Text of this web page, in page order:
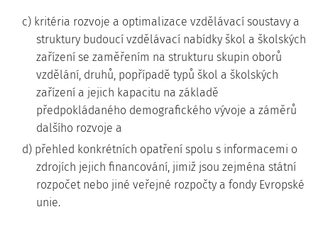
c) kritéria rozvoje a optimalizace vzdělávací soustavy a
struktury budoucí vzdělávací nabídky škol a školských
zařízení se zaměřením na strukturu skupin oborů
vzdělání, druhů, popřípadě typů škol a školských
zařízení a jejich kapacitu na základě
předpokládaného demografického vývoje a záměrů
dalšího rozvoje a
d) přehled konkrétních opatření spolu s informacemi o
zdrojích jejich financování, jimiž jsou zejména státní
rozpočet nebo jiné veřejné rozpočty a fondy Evropské
unie.